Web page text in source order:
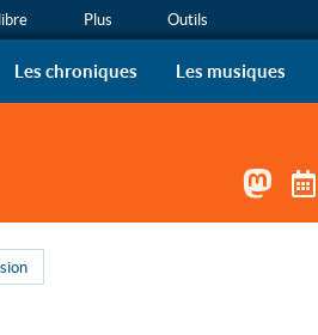
!radio de
Les chroniques Les musiques
Plus Outils